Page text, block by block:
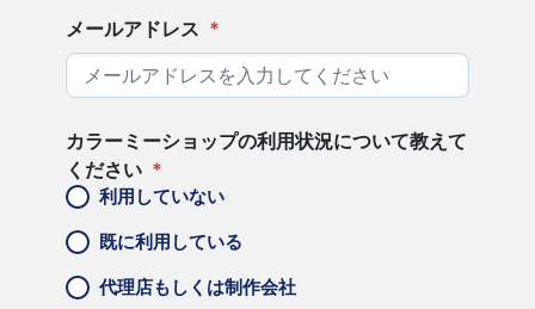
メールアドレス *
カラーミーショップの利用状況について教えて
ください *
利用していない
既に利用している
代理店もしくは制作会社